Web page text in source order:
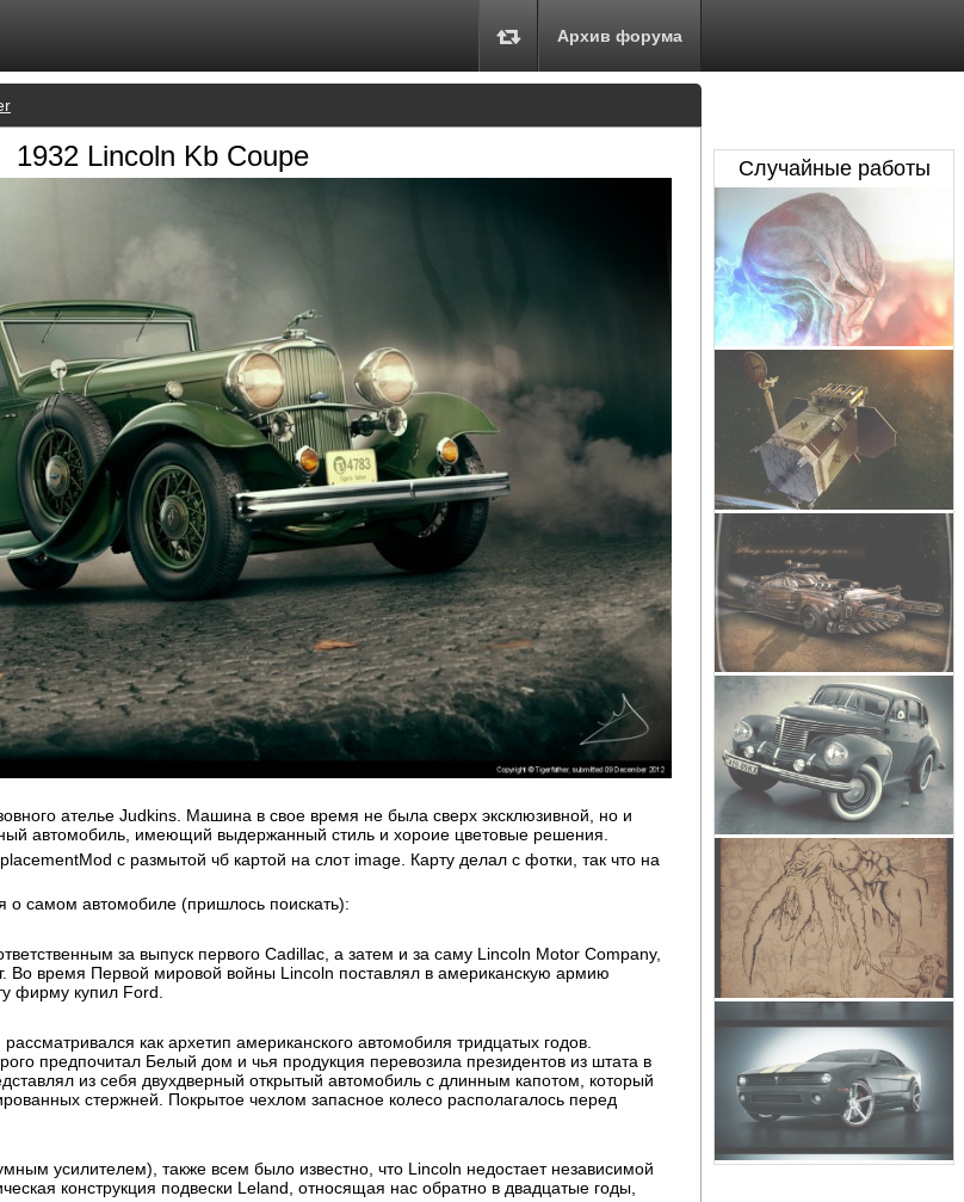
Архив форума
1932 Lincoln Kb Coupe
ателье Judkins. Машина в свое время не была сверх эксклюзивной, но и
автомобиль, имеющий выдержанный стиль и хороие цветовые решения.
с размытой чб картой на слот image. Карту делал с фотки, так что на
о самом автомобиле (пришлось поискать):
за выпуск первого Cadillac, а затем и за саму Lincoln Motor Company,
Во время Первой мировой войны Lincoln поставлял в американскую армию
фирму купил Ford.
как архетип американского автомобиля тридцатых годов.
предпочитал Белый дом и чья продукция перевозила президентов из штата в
из себя двухдверный открытый автомобиль с длинным капотом, который
стержней. Покрытое чехлом запасное колесо располагалось перед
усилителем), также всем было известно, что Lincoln недостает независимой
конструкция подвески Leland, относящая нас обратно в двадцатые годы,
Случайные работы